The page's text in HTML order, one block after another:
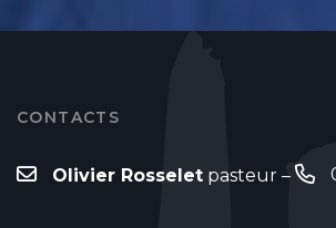
CONTACTS
Olivier Rosselet pasteur –